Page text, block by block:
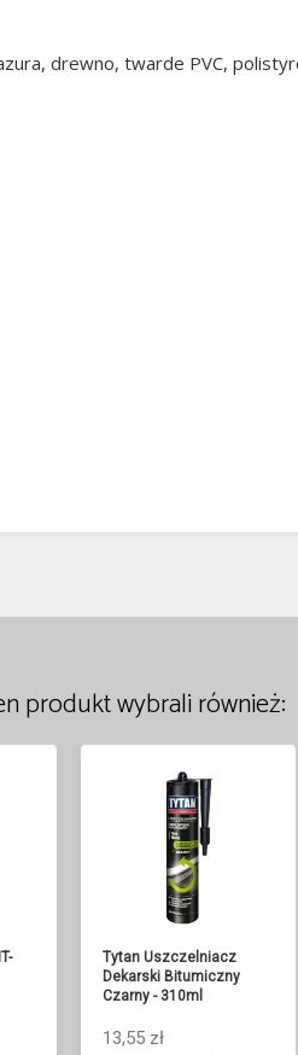
drewno, twarde PVC,
produkt wybrali również:
Tytan Uszczelniacz
Dekarski Bitumiczny
Czarny - 310ml
13,55 zł